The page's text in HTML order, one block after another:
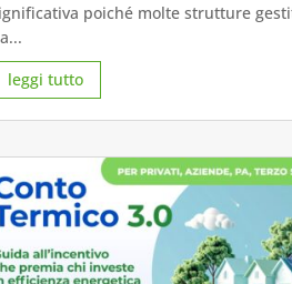
poiché molte strutture
leggi tutto